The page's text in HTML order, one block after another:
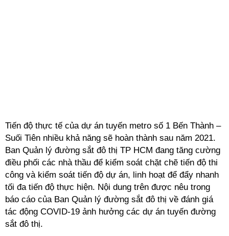
Tiến độ thực tế của dự án tuyến metro số 1 Bến Thành –
Suối Tiên nhiều khả năng sẽ hoàn thành sau năm 2021.
Ban Quản lý đường sắt đô thị TP HCM đang tăng cường
điều phối các nhà thầu để kiểm soát chặt chẽ tiến độ thi
công và kiểm soát tiến độ dự án, linh hoạt để đẩy nhanh
tối đa tiến độ thực hiện. Nội dung trên được nêu trong
báo cáo của Ban Quản lý đường sắt đô thị về đánh giá
tác động COVID-19 ảnh hưởng các dự án tuyến đường
sắt đô thị.